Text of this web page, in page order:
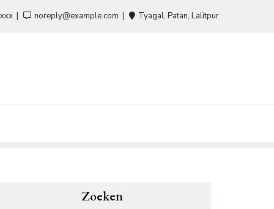
noreply@example.com Tyagal, Patan, Lalitpur
Zoeken